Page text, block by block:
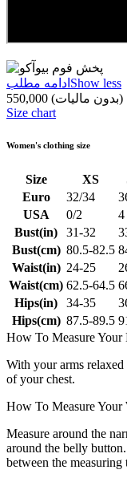
ادامه مطلب Show less
(بدون مالیات)
Size chart
Women's clothing size
Size XS
Euro
32/34
USA
0/2 4
Bust(in)
31-32
Bust(cm) 80.5-82.5
Waist(in) 24-25
Waist(cm) 62.5-64.5
Hips(in)
34-35
Hips(cm) 87.5-89.5
How To Measure Your
With your arms relaxed
of your chest.
How To Measure Your
Measure around the
around the belly
between the